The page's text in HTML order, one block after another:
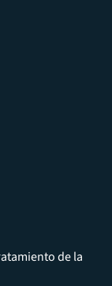
de la